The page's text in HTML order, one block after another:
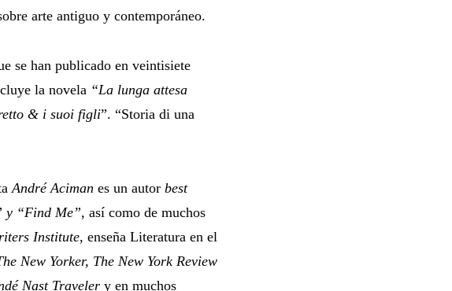
arte antiguo y contemporáneo.
se han publicado en veintisiete
la novela “La lunga attesa
& i suoi figli”. “Storia di una
André Aciman es un autor best
y “Find Me”, así como de muchos
Institute, enseña Literatura en el
New Yorker, The New York Review
Nast Traveler y en muchos